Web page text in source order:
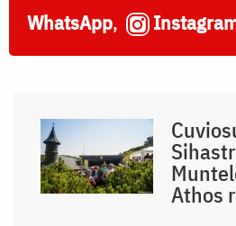
WhatsApp,
Athos